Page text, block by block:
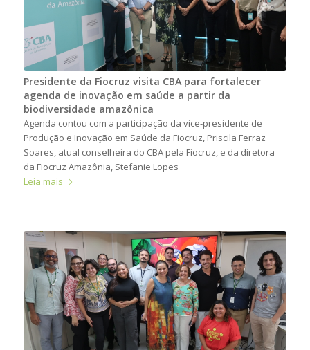
Presidente da Fiocruz visita CBA para fortalecer
agenda de inovação em saúde a partir da
biodiversidade amazônica
Agenda contou com a participação da vice-presidente de
Produção e Inovação em Saúde da Fiocruz, Priscila Ferraz
Soares, atual conselheira do CBA pela Fiocruz, e da diretora
da Fiocruz Amazônia, Stefanie Lopes
Leia mais